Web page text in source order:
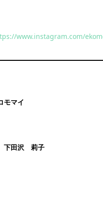
www.instagram.com/
マイ
下田沢 莉子